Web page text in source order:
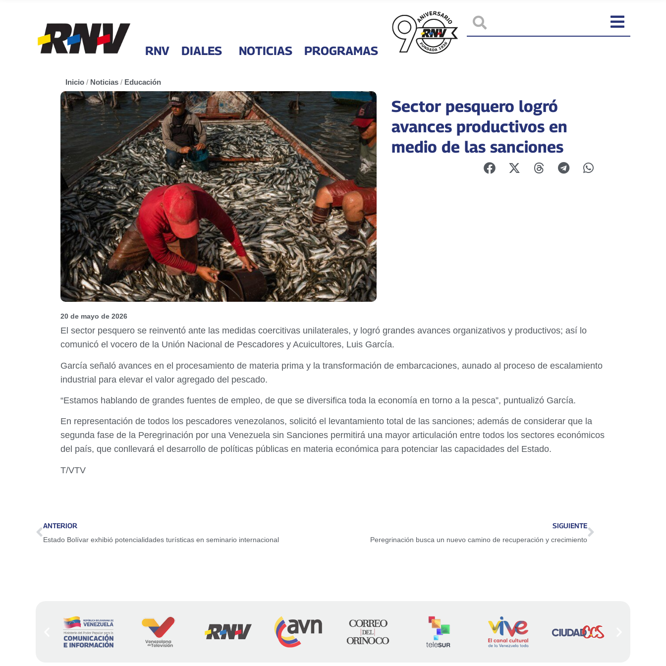
RNV DIALES NOTICIAS PROGRAMAS
Inicio / Noticias / Educación
Sector pesquero logró
avances productivos en
medio de las sanciones
20 de mayo de 2026
El sector pesquero se reinventó ante las medidas coercitivas unilaterales, y logró grandes avances organizativos y productivos; así lo
comunicó el vocero de la Unión Nacional de Pescadores y Acuicultores, Luis García.
García señaló avances en el procesamiento de materia prima y la transformación de embarcaciones, aunado al proceso de escalamiento
industrial para elevar el valor agregado del pescado.
“Estamos hablando de grandes fuentes de empleo, de que se diversifica toda la economía en torno a la pesca”, puntualizó García.
En representación de todos los pescadores venezolanos, solicitó el levantamiento total de las sanciones; además de considerar que la
segunda fase de la Peregrinación por una Venezuela sin Sanciones permitirá una mayor articulación entre todos los sectores económicos
del país, que conllevará el desarrollo de políticas públicas en materia económica para potenciar las capacidades del Estado.
T/VTV
ANTERIOR
Estado Bolívar exhibió potencialidades turísticas en seminario internacional
SIGUIENTE
Peregrinación busca un nuevo camino de recuperación y crecimiento